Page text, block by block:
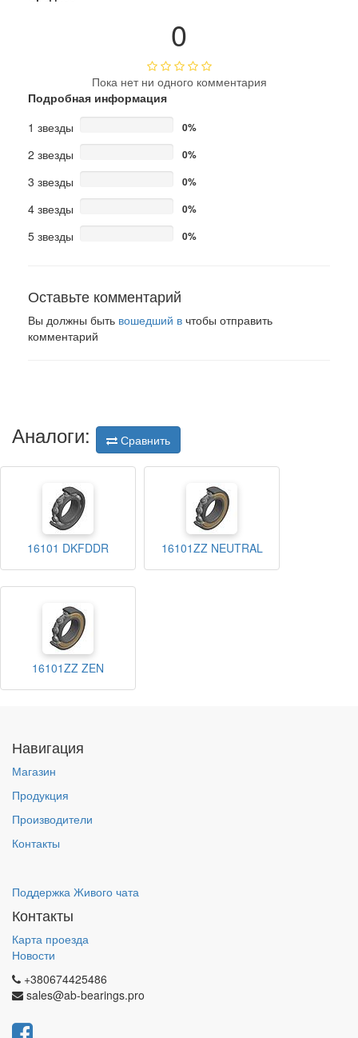
0
Пока нет ни одного комментария
Подробная информация
1 звезды
0%
2 звезды 0%
3 звезды 0%
4 звезды 0%
5 звезды 0%
Оставьте комментарий
Вы должны быть вошедший в чтобы отправить
комментарий
Аналоги: Сравнить
16101 DKFDDR 16101ZZ NEUTRAL
16101ZZ ZEN
Навигация
Магазин
Продукция
Производители
Контакты
Поддержка Живого чата
Контакты
Карта проезда
Новости
+380674425486
sales@ab-bearings.pro